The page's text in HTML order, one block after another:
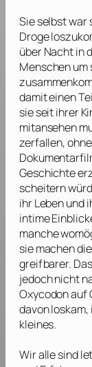
Sie selbst war
Droge
über Nacht in
Menschen um
damit einen
sie seit ihrer
mitansehen
zerfallen,
Geschichte
scheitern
ihr Leben und
intime
manche
sie machen
greifbarer.
jedoch nicht
Oxycodon auf
davon
kleines.
Wir alle sind